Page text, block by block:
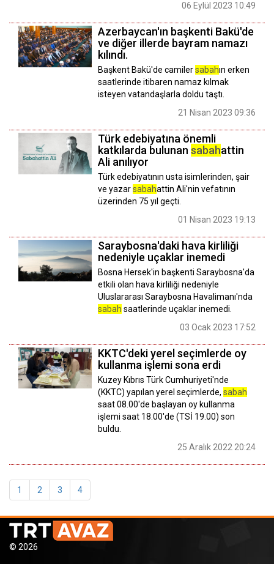
06 Eylül 2023 10:49
Azerbaycan'ın başkenti Bakü'de
ve diğer illerde bayram namazı
kılındı.
Başkent Bakü'de camilersabahın erken
saatlerinde itibaren namaz kılmak
isteyen vatandaşlarla doldu taştı.
21 Nisan 2023 09:36
Türk edebiyatına önemli
katkılarda bulunan sabahattin
Ali anılıyor
Türk edebiyatının usta isimlerinden, şair
ve yazarsabahattin Ali'nin vefatının
üzerinden 75 yıl geçti.
01 Nisan 2023 19:13
Saraybosna'daki hava kirliliği
nedeniyle uçaklar inemedi
Bosna Hersek'in başkenti Saraybosna'da
etkili olan hava kirliliği nedeniyle
Uluslararası Saraybosna Havalimanı'nda
sabah saatlerinde uçaklar inemedi.
03 Ocak 2023 17:52
KKTC'deki yerel seçimlerde oy
kullanma işlemi sona erdi
Kuzey Kıbrıs Türk Cumhuriyeti'nde
(KKTC) yapılan yerel seçimlerde, sabah
saat 08.00'de başlayan oy kullanma
işlemi saat 18.00'de (TSİ 19.00) son
buldu.
25 Aralık 2022 20:24
1 2 3 4
© 2026